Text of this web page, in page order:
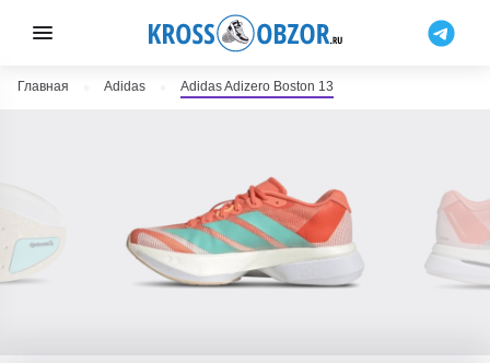
Главная Adidas Adidas Adizero Boston 13